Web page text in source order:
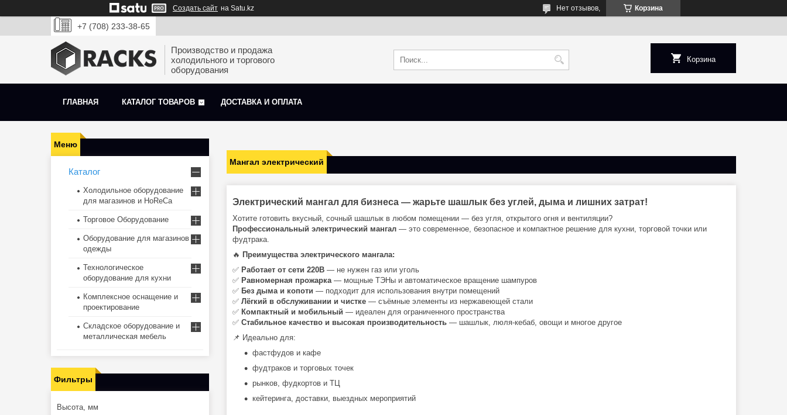
Создать сайт на Satu.kz Корзина
Нет отзывов,
+7 (708) 233-38-65
Производство и продажа
холодильного и торгового
оборудования
Корзина
ГЛАВНАЯ КАТАЛОГ ТОВАРОВ ДОСТАВКА И ОПЛАТА
Мангал электрический
Электрический мангал для бизнеса — жарьте шашлык без углей, дыма и лишних затрат!
Хотите готовить вкусный, сочный шашлык в любом помещении — без угля, открытого огня и вентиляции?
Профессиональный электрический мангал — это современное, безопасное и компактное решение для кухни, торговой точки или
фудтрака.
🔥 Преимущества электрического мангала:
✅ Работает от сети 220В — не нужен газ или уголь
✅ Равномерная прожарка— мощные ТЭНы и автоматическое вращение шампуров
✅ Без дыма и копоти — подходит для использования внутри помещений
✅ Лёгкий в обслуживании и чистке — съёмные элементы из нержавеющей стали
✅ Компактный и мобильный — идеален для ограниченного пространства
✅ Стабильное качество и высокая производительность — шашлык, люля-кебаб, овощи и многое другое
📌 Идеально для:
фастфудов и кафе
фудтраков и торговых точек
рынков, фудкортов и ТЦ
кейтеринга, доставки, выездных мероприятий
Каталог
Холодильное оборудование
для магазинов и HoReCa
Торговое Оборудование
Оборудование для магазинов
одежды
Технологическое
оборудование для кухни
Комплексное оснащение и
проектирование
Складское оборудование и
металлическая мебель
Фильтры
Высота, мм